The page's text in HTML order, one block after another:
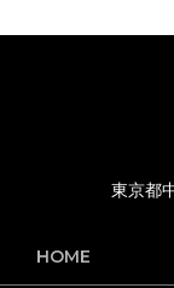
東京都
HOME